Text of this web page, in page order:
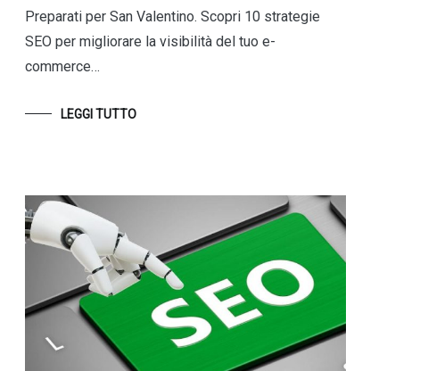
Preparati per San Valentino. Scopri 10 strategie
SEO per migliorare la visibilità del tuo e-
commerce…
LEGGI TUTTO